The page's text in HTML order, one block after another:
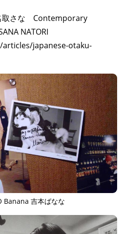
取さな Contemporary
NATORI
japanese-otaku-
Banana 吉本ばなな